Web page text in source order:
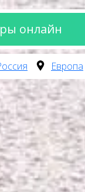
онлайн
Европа